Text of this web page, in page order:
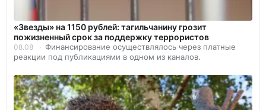
«Звезды» на 1150 рублей: тагильчанину грозит
пожизненный срок за поддержку террористов
08.08
Финансирование осуществлялось через платные
реакции под публикациями в одном из каналов.